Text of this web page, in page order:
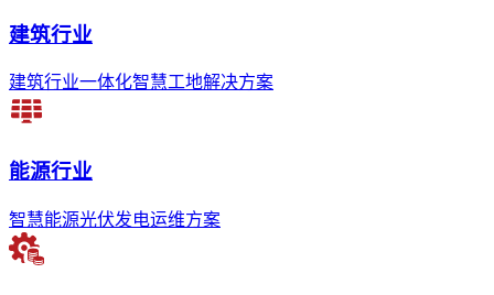
建筑行业
建筑行业一体化智慧工地解决方案
能源行业
智慧能源光伏发电运维方案